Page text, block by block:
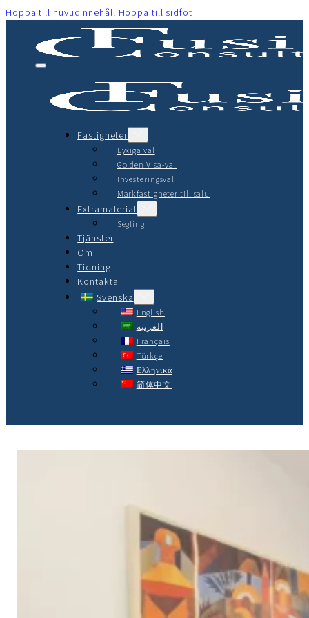
Hoppa till huvudinnehåll Hoppa till sidfot
Fastigheter
Lyxiga val
Golden Visa-val
Investeringsval
Markfastigheter till salu
Extramaterial
Segling
Tjänster
Om
Tidning
Kontakta
Svenska
English
العربية
Français
Türkçe
Ελληνικά
简体中文